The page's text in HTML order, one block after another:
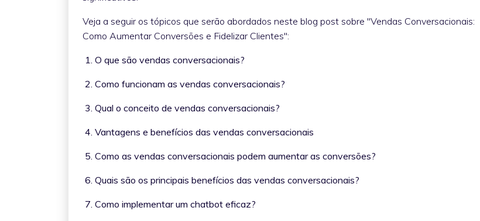
Veja a seguir os tópicos que serão abordados neste blog post sobre "Vendas Conversacionais:
Como Aumentar Conversões e Fidelizar Clientes":
1. O que são vendas conversacionais?
2. Como funcionam as vendas conversacionais?
3. Qual o conceito de vendas conversacionais?
4. Vantagens e benefícios das vendas conversacionais
5. Como as vendas conversacionais podem aumentar as conversões?
6. Quais são os principais benefícios das vendas conversacionais?
7. Como implementar um chatbot eficaz?